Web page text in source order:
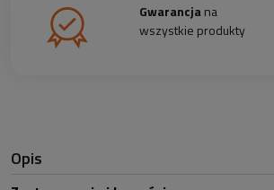
Gwarancjana
wszystkie produkty
Opis